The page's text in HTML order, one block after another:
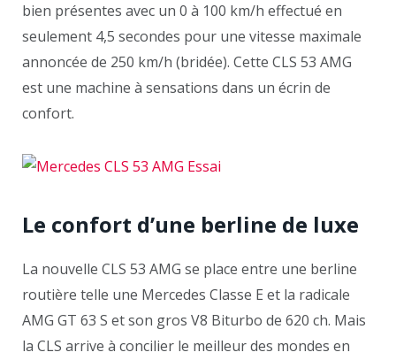
bien présentes avec un 0 à 100 km/h effectué en
seulement 4,5 secondes pour une vitesse maximale
annoncée de 250 km/h (bridée). Cette CLS 53 AMG
est une machine à sensations dans un écrin de
confort.
Le confort d’une berline de luxe
La nouvelle CLS 53 AMG se place entre une berline
routière telle une Mercedes Classe E et la radicale
AMG GT 63 S et son gros V8 Biturbo de 620 ch. Mais
la CLS arrive à concilier le meilleur des mondes en